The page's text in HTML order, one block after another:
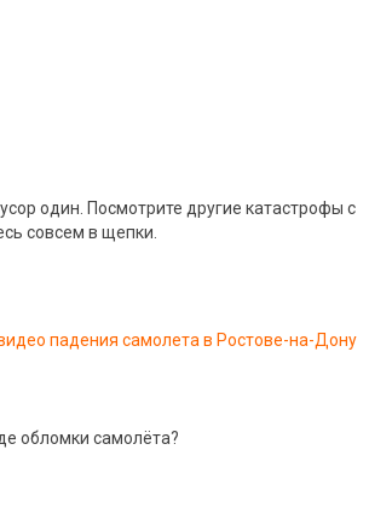
один. Посмотрите другие катастрофы с
совсем в щепки.
падения самолета в Ростове-на-Дону
обломки самолёта?